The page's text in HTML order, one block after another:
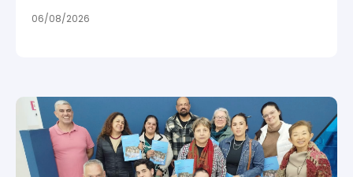
06/08/2026